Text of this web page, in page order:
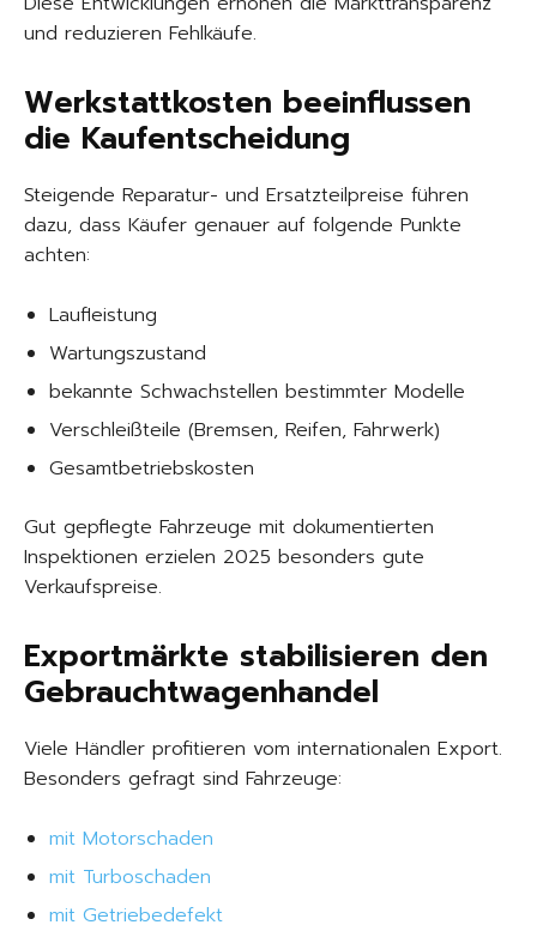
und reduzieren Fehlkäufe.
Werkstattkosten beeinflussen
die Kaufentscheidung
Steigende Reparatur- und Ersatzteilpreise führen
dazu, dass Käufer genauer auf folgende Punkte
achten:
Laufleistung
Wartungszustand
bekannte Schwachstellen bestimmter Modelle
Verschleißteile (Bremsen, Reifen, Fahrwerk)
Gesamtbetriebskosten
Gut gepflegte Fahrzeuge mit dokumentierten
Inspektionen erzielen 2025 besonders gute
Verkaufspreise.
Exportmärkte stabilisieren den
Gebrauchtwagenhandel
Viele Händler profitieren vom internationalen Export.
Besonders gefragt sind Fahrzeuge:
mit Motorschaden
mit Turboschaden
mit Getriebedefekt